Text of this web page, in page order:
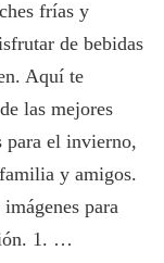
Calientes
para
Invierno:
Recetas
y
Deliciosas
frías y
de bebidas
Aquí te
las mejores
para el invierno,
y amigos.
para
1. …